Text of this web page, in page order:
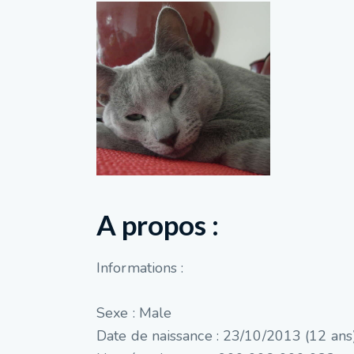
A propos :
Informations :
Sexe : Male
Date de naissance : 23/10/2013 (12